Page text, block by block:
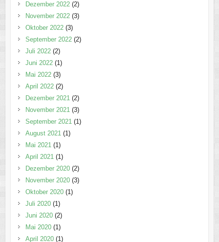
Dezember 2022(2)
November 2022(3)
Oktober 2022(3)
September 2022(2)
Juli 2022(2)
Juni 2022(1)
Mai 2022(3)
April 2022(2)
Dezember 2021 (2)
November 2021 (3)
September 2021 (1)
August 2021 (1)
Mai 2021 (1)
April 2021 (1)
Dezember 2020(2)
November 2020(3)
Oktober 2020(1)
Juli 2020(1)
Juni 2020(2)
Mai 2020(1)
April 2020(1)